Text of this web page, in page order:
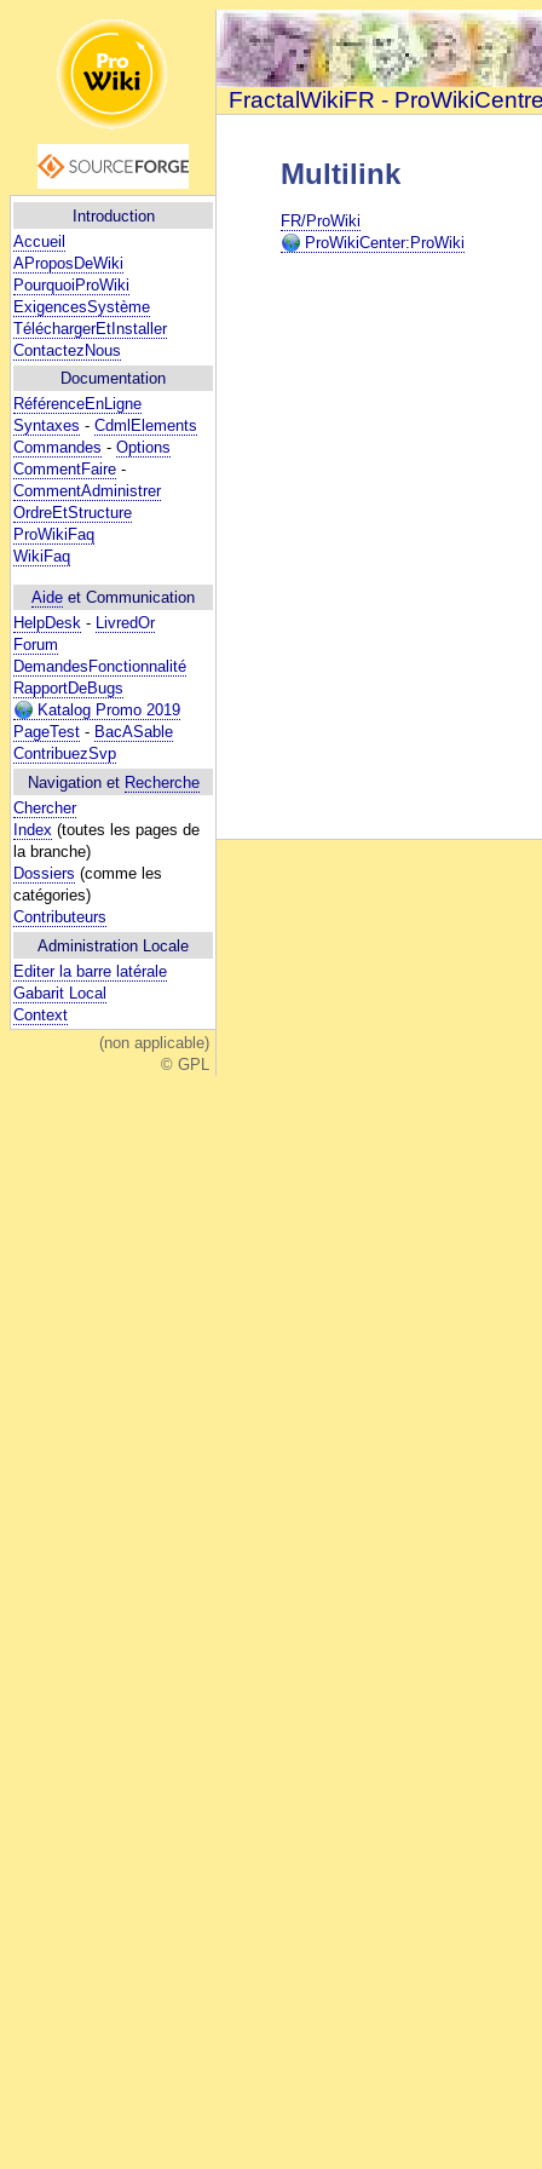
Introduction
Accueil
AProposDeWiki
PourquoiProWiki
ExigencesSystème
TéléchargerEtInstaller
ContactezNous
Documentation
RéférenceEnLigne
Syntaxes - CdmlElements
Commandes - Options
CommentFaire -
CommentAdministrer
OrdreEtStructure
ProWikiFaq
WikiFaq
Aide et Communication
HelpDesk - LivredOr
Forum
DemandesFonctionnalité
RapportDeBugs
Katalog Promo 2019
PageTest - BacASable
ContribuezSvp
Navigation et Recherche
Chercher
Index (toutes les pages de
la branche)
Dossiers (comme les
catégories)
Contributeurs
Administration Locale
Editer la barre latérale
Gabarit Local
Context
(non applicable)
© GPL
FractalWikiFR -
Multilink
FR/ProWiki
ProWikiCenter:ProWiki